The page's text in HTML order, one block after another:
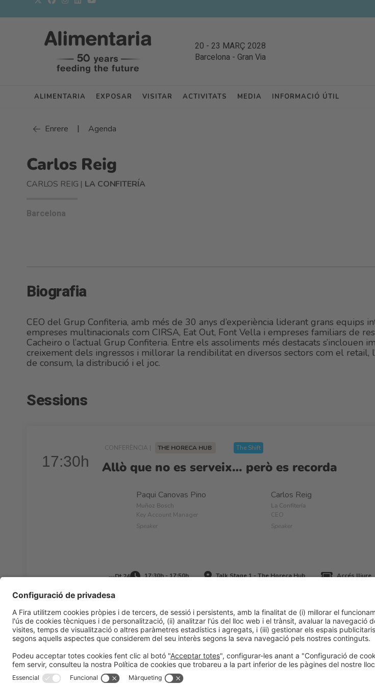
20 - 23 MARÇ 2028
Barcelona - Gran Via
ALIMENTARIA EXPOSAR VISITAR ACTIVITATS MEDIA INFORMACIÓ ÚTIL
Enrere | Agenda
Carlos Reig
CARLOS REIG | LA CONFITERÍA
Barcelona
Biografia
CEO del Grup Confiteria, amb més de 30 anys d’experiència liderant grans equips
empreses multinacionals com CIRSA, Eat Out, Font Vella i empreses familiars de
Cacheiro o l’actual Grup Confiteria. Entre els assoliments més destacats s’inclouen
creixement dels ingressos i millorar la rendibilitat en diversos sectors com el retail,
de consum, la distribució i el joc.
Sessions
17:30h
CONFERÈNCIA | THE HORECA HUB The Shift
Allò que no es serveix… però es recorda
Paqui Canovas Pino
Muñoz Bosch
Key Account Manager
Speaker
Carlos Reig
La Confitería
CEO
Speaker
Dt 24 17:30h - 17:50h Talk Stage 1 - The Horeca Hub Accés lliure
Informació general Avís legalPolítica de privacitat